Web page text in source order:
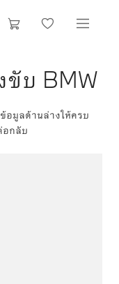
บ BMW
มูลด้านล่างให้ครบ
อกลับ